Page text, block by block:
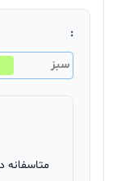
:
سبز
متاسفانه